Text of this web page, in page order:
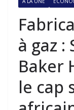
à gaz
Baker
le cap